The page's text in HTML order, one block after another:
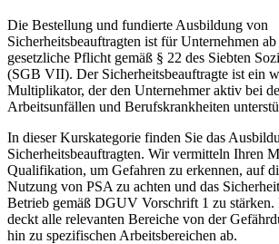
Die Bestellung und fundierte Ausbildung von
Sicherheitsbeauftragten ist für Unternehmen
gesetzliche Pflicht gemäß § 22 des Siebten
(SGB VII). Der Sicherheitsbeauftragte ist ein
Multiplikator, der den Unternehmer aktiv bei
Arbeitsunfällen und Berufskrankheiten
In dieser Kurskategorie finden Sie das
Sicherheitsbeauftragten. Wir vermitteln Ihren
Qualifikation, um Gefahren zu erkennen, auf
Nutzung von PSA zu achten und das
Betrieb gemäß DGUV Vorschrift 1 zu
deckt alle relevanten Bereiche von der
hin zu spezifischen Arbeitsbereichen ab.